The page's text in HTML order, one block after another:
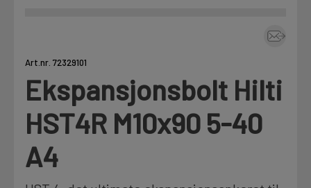
Fag
LOGG UT
Art.nr. 72329101
Ekspansjonsbolt Hilti
HST4R M10x90 5-40
A4